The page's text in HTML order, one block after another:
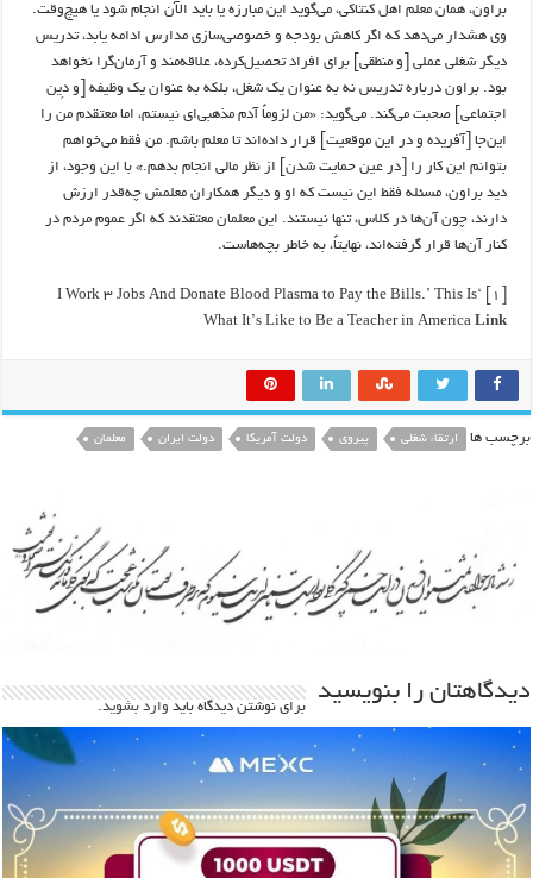
براون، همان معلم اهل کنتاکی، می‌گوید این مبارزه یا باید الآن انجام شود یا هیچ‌وقت.
وی هشدار می‌دهد که اگر کاهش بودجه و خصوصی‌سازی مدارس ادامه یابد، تدریس
دیگر شغلی عملی [و منطقی] برای افراد تحصیل‌کرده، علاقه‌مند و آرمان‌گرا نخواهد
بود. براون درباره تدریس نه به عنوان یک شغل، بلکه به عنوان یک وظیفه [و دِین
اجتماعی] صحبت می‌کند. می‌گوید: «من لزوماً آدم مذهبی‌ای نیستم، اما معتقدم من را
این‌جا [آفریده و در این موقعیت] قرار داده‌اند تا معلم باشم. من فقط می‌خواهم
بتوانم این کار را [در عین حمایت شدن] از نظر مالی انجام بدهم.» با این وجود، از
دید براون، مسئله فقط این نیست که او و دیگر همکاران معلمش چه‌قدر ارزش
دارند، چون آن‌ها در کلاس، تنها نیستند. این معلمان معتقدند که اگر عموم مردم در
کنار آن‌ها قرار گرفته‌اند، نهایتاً، به خاطر بچه‌هاست.
‘I Work 3 Jobs And Donate Blood Plasma to Pay the Bills.’ This Is
What It’s Like to Be a Teacher in America Link
برچسب ها ارتقاء شغلی پیروی دولت آمریکا دولت ایران معلمان
دیدگاهتان را بنویسید
برای نوشتن دیدگاه باید وارد بشوید.